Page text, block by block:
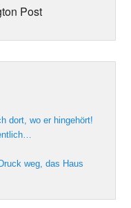
Post
dort, wo er hingehört!
weg, das Haus